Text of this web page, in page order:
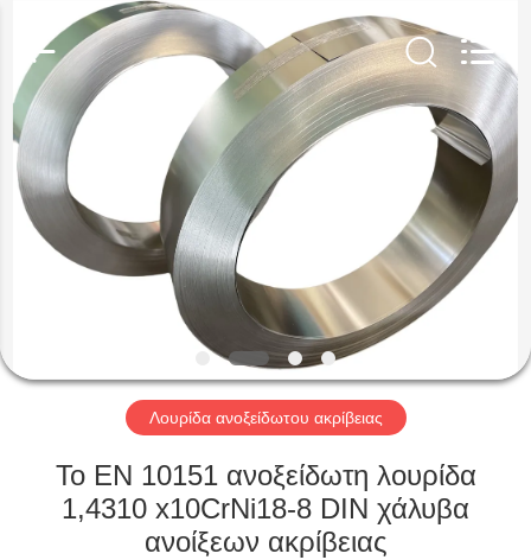
ΣΠΊΤΙ
ΠΡΟΪΌΝΤΑ
ΒΊΝΤΕΟ
ΠΕΡΊΠΟΥ
ΕΜΕΊΣ
ΓΎΡΟΣ
ΕΡΓΟΣΤΑΣΊΩΝ
Rights
Reserved.
Λουρίδα ανοξείδωτου ακρίβειας
Το EN 10151 ανοξείδωτη λουρίδα
1,4310 x10CrNi18-8 DIN χάλυβα
ανοίξεων ακρίβειας